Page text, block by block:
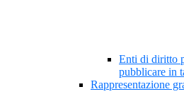
Enti di diritto
pubblicare in
Rappresentazione